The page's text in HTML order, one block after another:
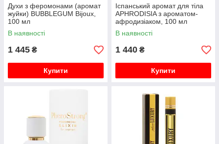
Духи з феромонами (аромат
жуйки) BUBBLEGUM Bijoux,
100 мл
В наявності
1 445 ₴
Купити
Іспанський аромат для тіла
APHRODISIA з ароматом-
афродизіаком, 100 мл
В наявності
1 440 ₴
Купити